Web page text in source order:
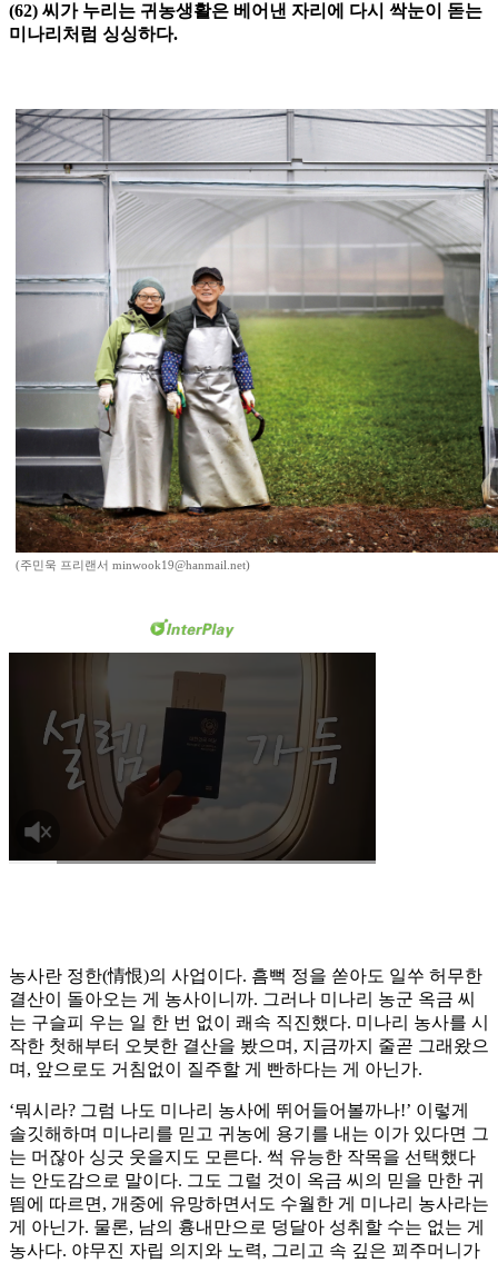
(62) 씨가 누리는 귀농생활은 베어낸 자리에 다시 싹눈이 돋는
미나리처럼 싱싱하다.
(주민욱 프리랜서 minwook19@hanmail.net)
농사란 정한(情恨)의 사업이다. 흠뻑 정을 쏟아도 일쑤 허무한
결산이 돌아오는 게 농사이니까. 그러나 미나리 농군 옥금 씨
는 구슬피 우는 일 한 번 없이 쾌속 직진했다. 미나리 농사를 시
작한 첫해부터 오붓한 결산을 봤으며, 지금까지 줄곧 그래왔으
며, 앞으로도 거침없이 질주할 게 빤하다는 게 아닌가.
‘뭐시라? 그럼 나도 미나리 농사에 뛰어들어볼까나!’ 이렇게
솔깃해하며 미나리를 믿고 귀농에 용기를 내는 이가 있다면 그
는 머잖아 싱긋 웃을지도 모른다. 썩 유능한 작목을 선택했다
는 안도감으로 말이다. 그도 그럴 것이 옥금 씨의 믿을 만한 귀
띔에 따르면, 개중에 유망하면서도 수월한 게 미나리 농사라는
게 아닌가. 물론, 남의 흉내만으로 덩달아 성취할 수는 없는 게
농사다. 야무진 자립 의지와 노력, 그리고 속 깊은 꾀주머니가